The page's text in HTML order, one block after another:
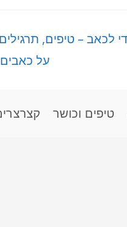
טיפים וכושר